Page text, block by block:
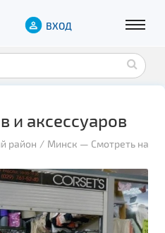
ВХОД
и аксессуаров
район Минск — Смотреть на